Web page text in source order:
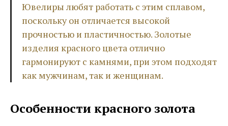
Ювелиры любят работать с этим сплавом,
поскольку он отличается высокой
прочностью и пластичностью. Золотые
изделия красного цвета отлично
гармонируют с камнями, при этом подходят
как мужчинам, так и женщинам.
Особенности красного золота